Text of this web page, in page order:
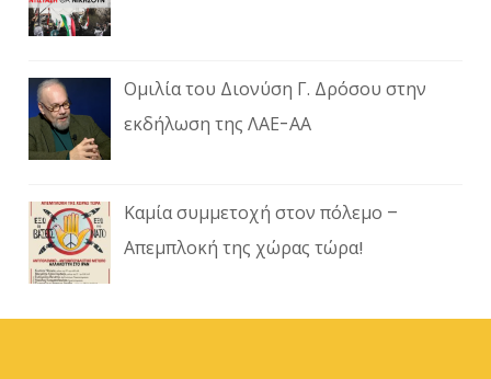
Ομιλία του Διονύση Γ. Δρόσου στην
εκδήλωση της ΛΑΕ-ΑΑ
Καμία συμμετοχή στον πόλεμο –
Απεμπλοκή της χώρας τώρα!